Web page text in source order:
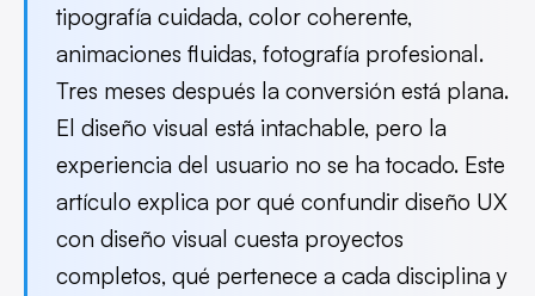
tipografía cuidada, color coherente,
animaciones fluidas, fotografía profesional.
Tres meses después la conversión está plana.
El diseño visual está intachable, pero la
experiencia del usuario no se ha tocado. Este
artículo explica por qué confundir diseño UX
con diseño visual cuesta proyectos
completos, qué pertenece a cada disciplina y